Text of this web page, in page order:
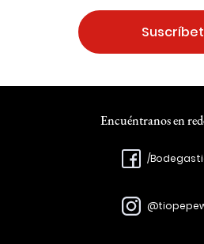
Encuéntranos en
/